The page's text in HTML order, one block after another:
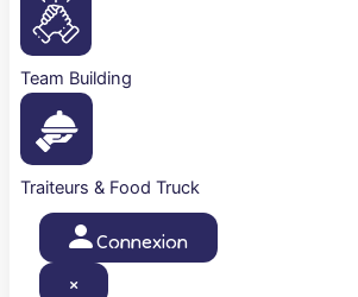
Team Building
Traiteurs & Food Truck
Connexion
×